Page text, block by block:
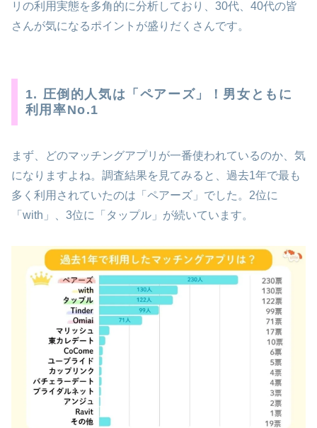
リの利用実態を多角的に分析しており、30代、40代の皆
さんが気になるポイントが盛りだくさんです。
1. 圧倒的人気は「ペアーズ」！男女ともに
利用率No.1
まず、どのマッチングアプリが一番使われているのか、気
になりますよね。調査結果を見てみると、過去1年で最も
多く利用されていたのは「ペアーズ」でした。2位に
「with」、3位に「タップル」が続いています。